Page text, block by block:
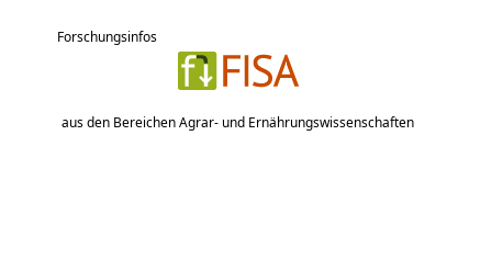
Forschungsinfos
aus den Bereichen Agrar- und Ernährungswissenschaften